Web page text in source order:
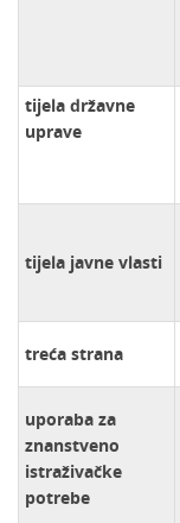
tijela državne
uprave
tijela javne vlasti
treća strana
uporaba za
znanstveno
istraživačke
potrebe